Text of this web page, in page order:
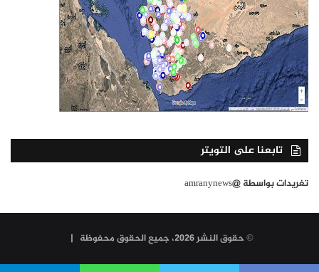
تابعنا على التويتر
تغريدات بواسطة @amranynews
© حقوق النشر 2026، جميع الحقوق محفوظة |